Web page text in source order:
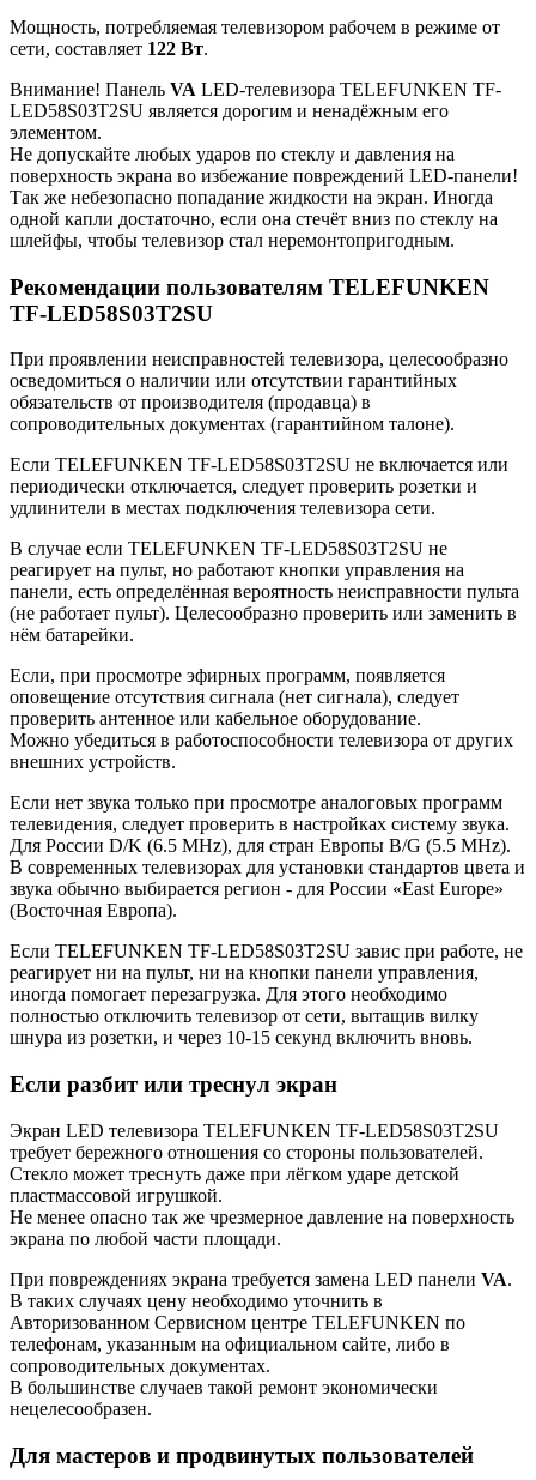
Мощность, потребляемая телевизором рабочем в режиме от
сети, составляет 122 Вт.
Внимание! Панель VA LED-телевизора TELEFUNKEN TF-
LED58S03T2SU является дорогим и ненадёжным его
элементом.
Не допускайте любых ударов по стеклу и давления на
поверхность экрана во избежание повреждений LED-панели!
Так же небезопасно попадание жидкости на экран. Иногда
одной капли достаточно, если она стечёт вниз по стеклу на
шлейфы, чтобы телевизор стал неремонтопригодным.
Рекомендации пользователям TELEFUNKEN
TF-LED58S03T2SU
При проявлении неисправностей телевизора, целесообразно
осведомиться о наличии или отсутствии гарантийных
обязательств от производителя (продавца) в
сопроводительных документах (гарантийном талоне).
Если TELEFUNKEN TF-LED58S03T2SU не включается или
периодически отключается, следует проверить розетки и
удлинители в местах подключения телевизора сети.
В случае если TELEFUNKEN TF-LED58S03T2SU не
реагирует на пульт, но работают кнопки управления на
панели, есть определённая вероятность неисправности пульта
(не работает пульт). Целесообразно проверить или заменить в
нём батарейки.
Если, при просмотре эфирных программ, появляется
оповещение отсутствия сигнала (нет сигнала), следует
проверить антенное или кабельное оборудование.
Можно убедиться в работоспособности телевизора от других
внешних устройств.
Если нет звука только при просмотре аналоговых программ
телевидения, следует проверить в настройках систему звука.
Для России D/K (6.5 MHz), для стран Европы B/G (5.5 MHz).
В современных телевизорах для установки стандартов цвета и
звука обычно выбирается регион - для России «East Europe»
(Восточная Европа).
Если TELEFUNKEN TF-LED58S03T2SU завис при работе, не
реагирует ни на пульт, ни на кнопки панели управления,
иногда помогает перезагрузка. Для этого необходимо
полностью отключить телевизор от сети, вытащив вилку
шнура из розетки, и через 10-15 секунд включить вновь.
Если разбит или треснул экран
Экран LED телевизора TELEFUNKEN TF-LED58S03T2SU
требует бережного отношения со стороны пользователей.
Стекло может треснуть даже при лёгком ударе детской
пластмассовой игрушкой.
Не менее опасно так же чрезмерное давление на поверхность
экрана по любой части площади.
При повреждениях экрана требуется замена LED панели VA.
В таких случаях цену необходимо уточнить в
Авторизованном Сервисном центре TELEFUNKEN по
телефонам, указанным на официальном сайте, либо в
сопроводительных документах.
В большинстве случаев такой ремонт экономически
нецелесообразен.
Для мастеров и продвинутых пользователей